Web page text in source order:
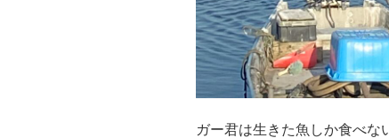
ガー君は生きた魚しか食べな